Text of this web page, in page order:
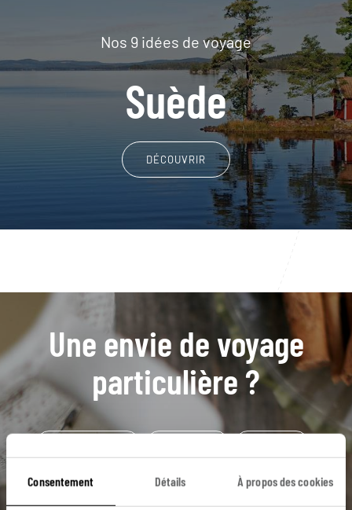
Consentement Détails À propos des cookies
Nos 9 idées de voyage
Suède
DÉCOUVRIR
Une envie de voyage
particulière ?
Archipel de Stockholm Côte de Bohuslän Falun